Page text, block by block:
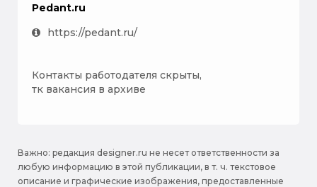
Pedant.ru
https://pedant.ru/
Контакты работодателя скрыты,
тк вакансия в архиве
Важно: pедакция designer.ru не несет ответственности за
любую информацию в этой публикации, в т. ч. текстовое
описание и графические изображения, предоставленные